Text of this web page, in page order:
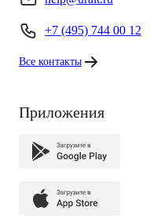
+7 (495) 744 00 12
Все контакты
Приложения